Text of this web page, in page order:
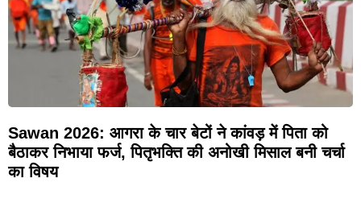
Sawan 2026: आगरा के चार बेटों ने कांवड़ में पिता को
बैठाकर निभाया फर्ज, पितृभक्ति की अनोखी मिसाल बनी चर्चा
का विषय